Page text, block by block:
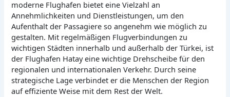
moderne Flughafen bietet eine Vielzahl an
Annehmlichkeiten und Dienstleistungen, um den
Aufenthalt der Passagiere so angenehm wie möglich zu
gestalten. Mit regelmäßigen Flugverbindungen zu
wichtigen Städten innerhalb und außerhalb der Türkei, ist
der Flughafen Hatay eine wichtige Drehscheibe für den
regionalen und internationalen Verkehr. Durch seine
strategische Lage verbindet er die Menschen der Region
auf effiziente Weise mit dem Rest der Welt.